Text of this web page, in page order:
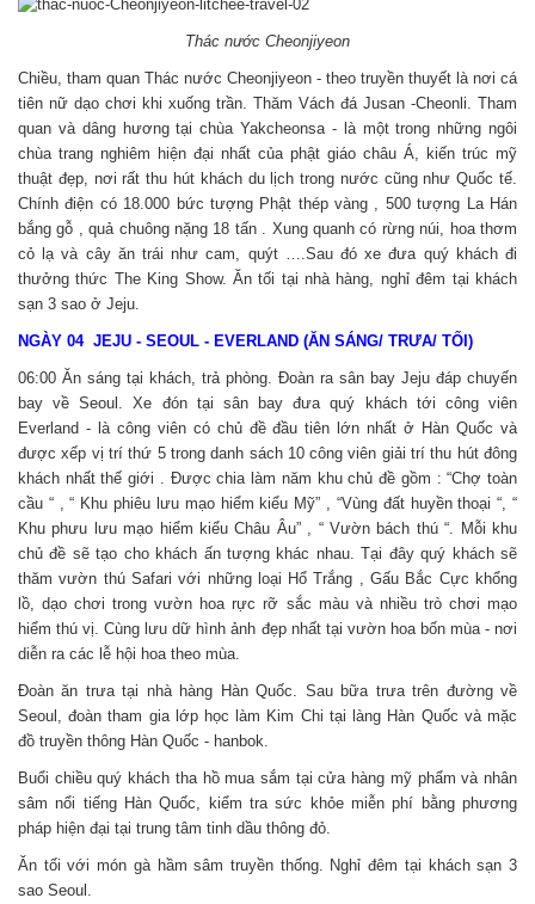
Thác nước Cheonjiyeon
Chiều, tham quan Thác nước Cheonjiyeon - theo truyền thuyết là nơi cá
tiên nữ dạo chơi khi xuống trần. Thăm Vách đá Jusan -Cheonli. Tham
quan và dâng hương tại chùa Yakcheonsa - là một trong những ngôi
chùa trang nghiêm hiện đại nhất của phật giáo châu Á, kiến trúc mỹ
thuật đẹp, nơi rất thu hút khách du lịch trong nước cũng như Quốc tế.
Chính điện có 18.000 bức tượng Phật thép vàng , 500 tượng La Hán
bắng gỗ , quả chuông nặng 18 tấn . Xung quanh có rừng núi, hoa thơm
cỏ lạ và cây ăn trái như cam, quýt ….Sau đó xe đưa quý khách đi
thưởng thức The King Show. Ăn tối tại nhà hàng, nghỉ đêm tại khách
sạn 3 sao ở Jeju.
NGÀY 04 JEJU - SEOUL - EVERLAND (ĂN SÁNG/ TRƯA/ TỐI)
06:00 Ăn sáng tại khách, trả phòng. Đoàn ra sân bay Jeju đáp chuyến
bay về Seoul. Xe đón tại sân bay đưa quý khách tới công viên
Everland - là công viên có chủ đề đầu tiên lớn nhất ở Hàn Quốc và
được xếp vị trí thứ 5 trong danh sách 10 công viên giải trí thu hút đông
khách nhất thế giới . Được chia làm năm khu chủ đề gồm : “Chợ toàn
cầu “ , “ Khu phiêu lưu mạo hiểm kiểu Mỹ” , “Vùng đất huyền thoại “, “
Khu phưu lưu mạo hiểm kiểu Châu Âu” , “ Vườn bách thú “. Mỗi khu
chủ đề sẽ tạo cho khách ấn tượng khác nhau. Tại đây quý khách sẽ
thăm vườn thú Safari với những loại Hổ Trắng , Gấu Bắc Cực khổng
lồ, dạo chơi trong vườn hoa rực rỡ sắc màu và nhiều trò chơi mạo
hiểm thú vị. Cùng lưu dữ hình ảnh đẹp nhất tại vườn hoa bốn mùa - nơi
diễn ra các lễ hội hoa theo mùa.
Đoàn ăn trưa tại nhà hàng Hàn Quốc. Sau bữa trưa trên đường về
Seoul, đoàn tham gia lớp học làm Kim Chi tại làng Hàn Quốc và mặc
đồ truyền thông Hàn Quốc - hanbok.
Buổi chiều quý khách tha hồ mua sắm tại cửa hàng mỹ phẩm và nhân
sâm nổi tiếng Hàn Quốc, kiểm tra sức khỏe miễn phí bằng phương
pháp hiện đại tại trung tâm tinh dầu thông đỏ.
Ăn tối với món gà hầm sâm truyền thống. Nghỉ đêm tại khách sạn 3
sao Seoul.